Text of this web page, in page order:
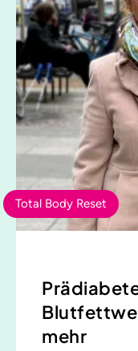
Total Body Reset
mehr